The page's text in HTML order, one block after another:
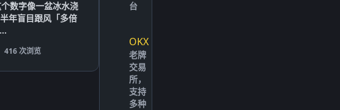
数字像一盆冰水浇
年盲目跟风「多倍
416 次浏览
台
OKX
老牌
交易
所，
支持
多种